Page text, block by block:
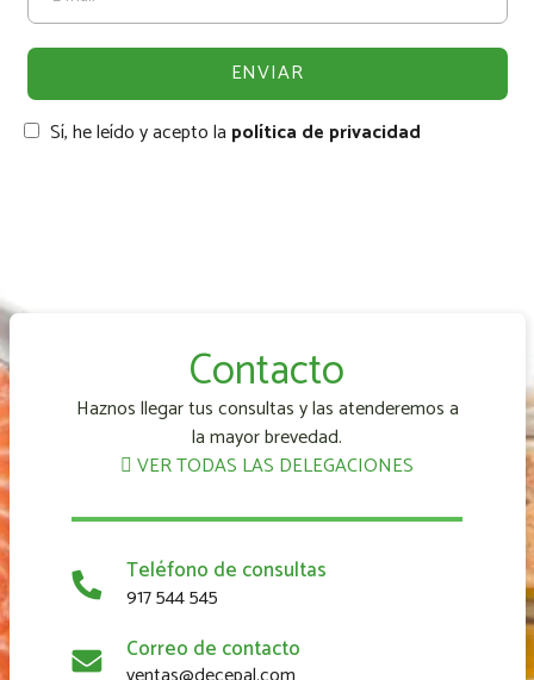
Sí, he leído y acepto la política de privacidad
Contacto
Haznos llegar tus consultas y las atenderemos a
la mayor brevedad.
VER TODAS LAS DELEGACIONES
Teléfono de consultas
917 544 545
Correo de contacto